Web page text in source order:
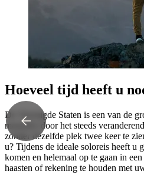
Hoeveel tijd heeft u
De Verenigde Staten is een van de
maanden door het steeds
zonder dezelfde plek twee keer te
u? Tijdens de ideale soloreis heeft u
komen en helemaal op te gaan in
haasten of rekening te houden met